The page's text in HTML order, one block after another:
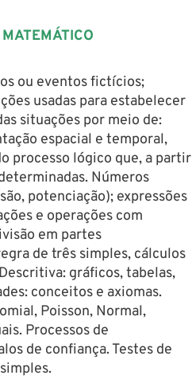
ou eventos fictícios;
usadas para estabelecer
situações por meio de:
espacial e temporal,
processo lógico que, a partir
Números
potenciação); expressões
e operações com
em partes
de três simples, cálculos
gráficos, tabelas,
conceitos e axiomas.
Poisson, Normal,
Processos de
de confiança. Testes de